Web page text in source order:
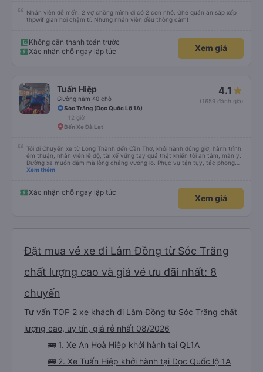
Nhân viên dễ mến. 2 vợ chồng mình đi có 2 con nhỏ. Ghé quán ăn sắp xếp
thpwif gian hơi chậm tí. Nhưng nhân viên đều thông cảm!
Không cần thanh toán trước
Xác nhận chỗ ngay lập tức
Xem giá
Tuấn Hiệp
Giường nằm 40 chỗ
4.1
(1659 đánh giá)
Sóc Trăng (Dọc Quốc Lộ 1A)
12 giờ
Bến Xe Đà Lạt
Tôi đi Chuyến xe từ Long Thành đến Cần Thơ, khởi hành đúng giờ, hành trình
êm thuận, nhân viên lễ độ, tài xế vững tay quả thật khiến tôi an tâm, mãn ý.
Đường xa muôn dặm mà lòng chẳng vướng lo. Phục vụ tận tụy, tác phong
nghiêm cẩn, hiếm thấy giữa thời buổi kim tiền vội vã. Xã hội loạn đạo. Xin gửi
Xem thêm
Xác nhận chỗ ngay lập tức
Xem giá
Đặt mua vé xe đi Lâm Đồng từ Sóc Trăng
chất lượng cao và giá vé ưu đãi nhất: 8
chuyến
Tư vấn TOP 2 xe khách đi Lâm Đồng từ Sóc Trăng chất
lượng cao, uy tín, giá rẻ nhất 08/2026
🚌 1. Xe An Hoà Hiệp khởi hành tại QL1A
🚌 2. Xe Tuấn Hiệp khởi hành tại Dọc Quốc lộ 1A